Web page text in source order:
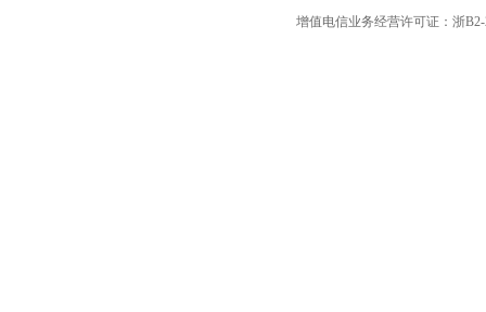
增值电信业务经营许可证：浙